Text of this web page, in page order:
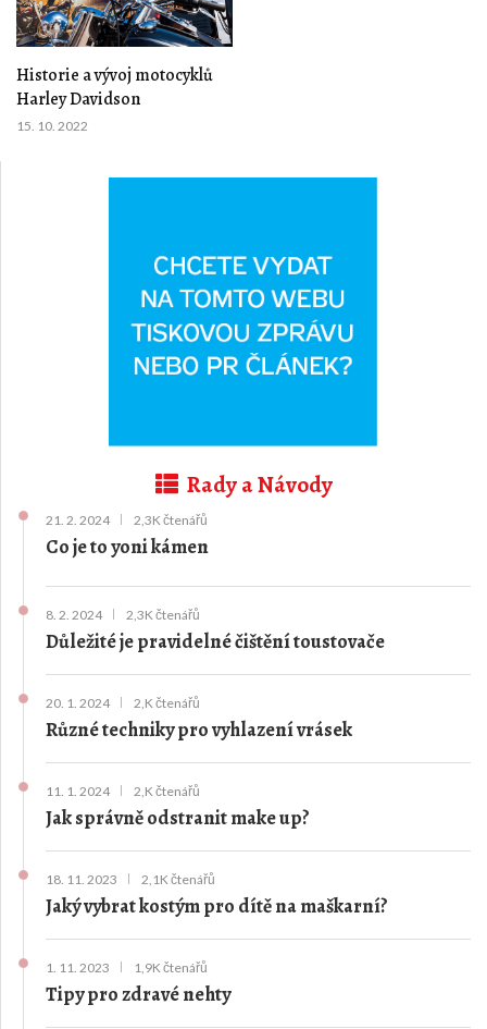
Historie a vývoj motocyklů
Harley Davidson
15. 10. 2022
Rady a Návody
21. 2. 2024 2,3K čtenářů
Co je to yoni kámen
8. 2. 2024 2,3K čtenářů
Důležité je pravidelné čištění toustovače
20. 1. 2024 2,K čtenářů
Různé techniky pro vyhlazení vrásek
11. 1. 2024 2,K čtenářů
Jak správně odstranit make up?
18. 11. 2023 2,1K čtenářů
Jaký vybrat kostým pro dítě na maškarní?
1. 11. 2023 1,9K čtenářů
Tipy pro zdravé nehty